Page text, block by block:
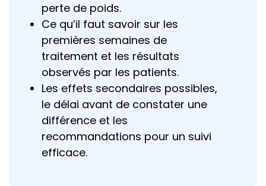
perte de poids.
Ce qu’il faut savoir sur les
premières semaines de
traitement et les résultats
observés par les patients.
Les effets secondaires possibles,
le délai avant de constater une
différence et les
recommandations pour un suivi
efficace.